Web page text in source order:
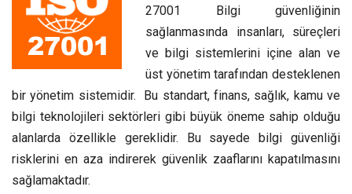
27001 Bilgi güvenliğinin
sağlanmasında insanları, süreçleri
ve bilgi sistemlerini içine alan ve
üst yönetim tarafından desteklenen
bir yönetim sistemidir. Bu standart, finans, sağlık, kamu ve
bilgi teknolojileri sektörleri gibi büyük öneme sahip olduğu
alanlarda özellikle gereklidir. Bu sayede bilgi güvenliği
risklerini en aza indirerek güvenlik zaaflarını kapatılmasını
sağlamaktadır.